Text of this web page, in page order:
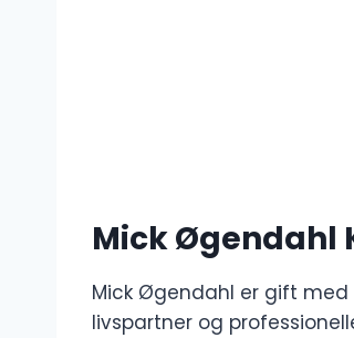
Mick Øgendahl
Mick Øgendahl er gift
livspartner og